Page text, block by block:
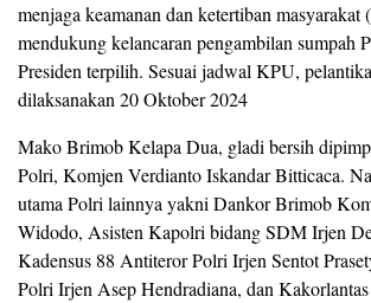
menjaga keamanan dan ketertiban masyarakat
mendukung kelancaran pengambilan sumpah
Presiden terpilih. Sesuai jadwal KPU,
dilaksanakan 20 Oktober 2024
Mako Brimob Kelapa Dua, gladi bersih
Polri, Komjen Verdianto Iskandar Bitticaca.
utama Polri lainnya yakni Dankor Brimob
Widodo, Asisten Kapolri bidang SDM Irjen
Kadensus 88 Antiteror Polri Irjen Sentot
Polri Irjen Asep Hendradiana, dan